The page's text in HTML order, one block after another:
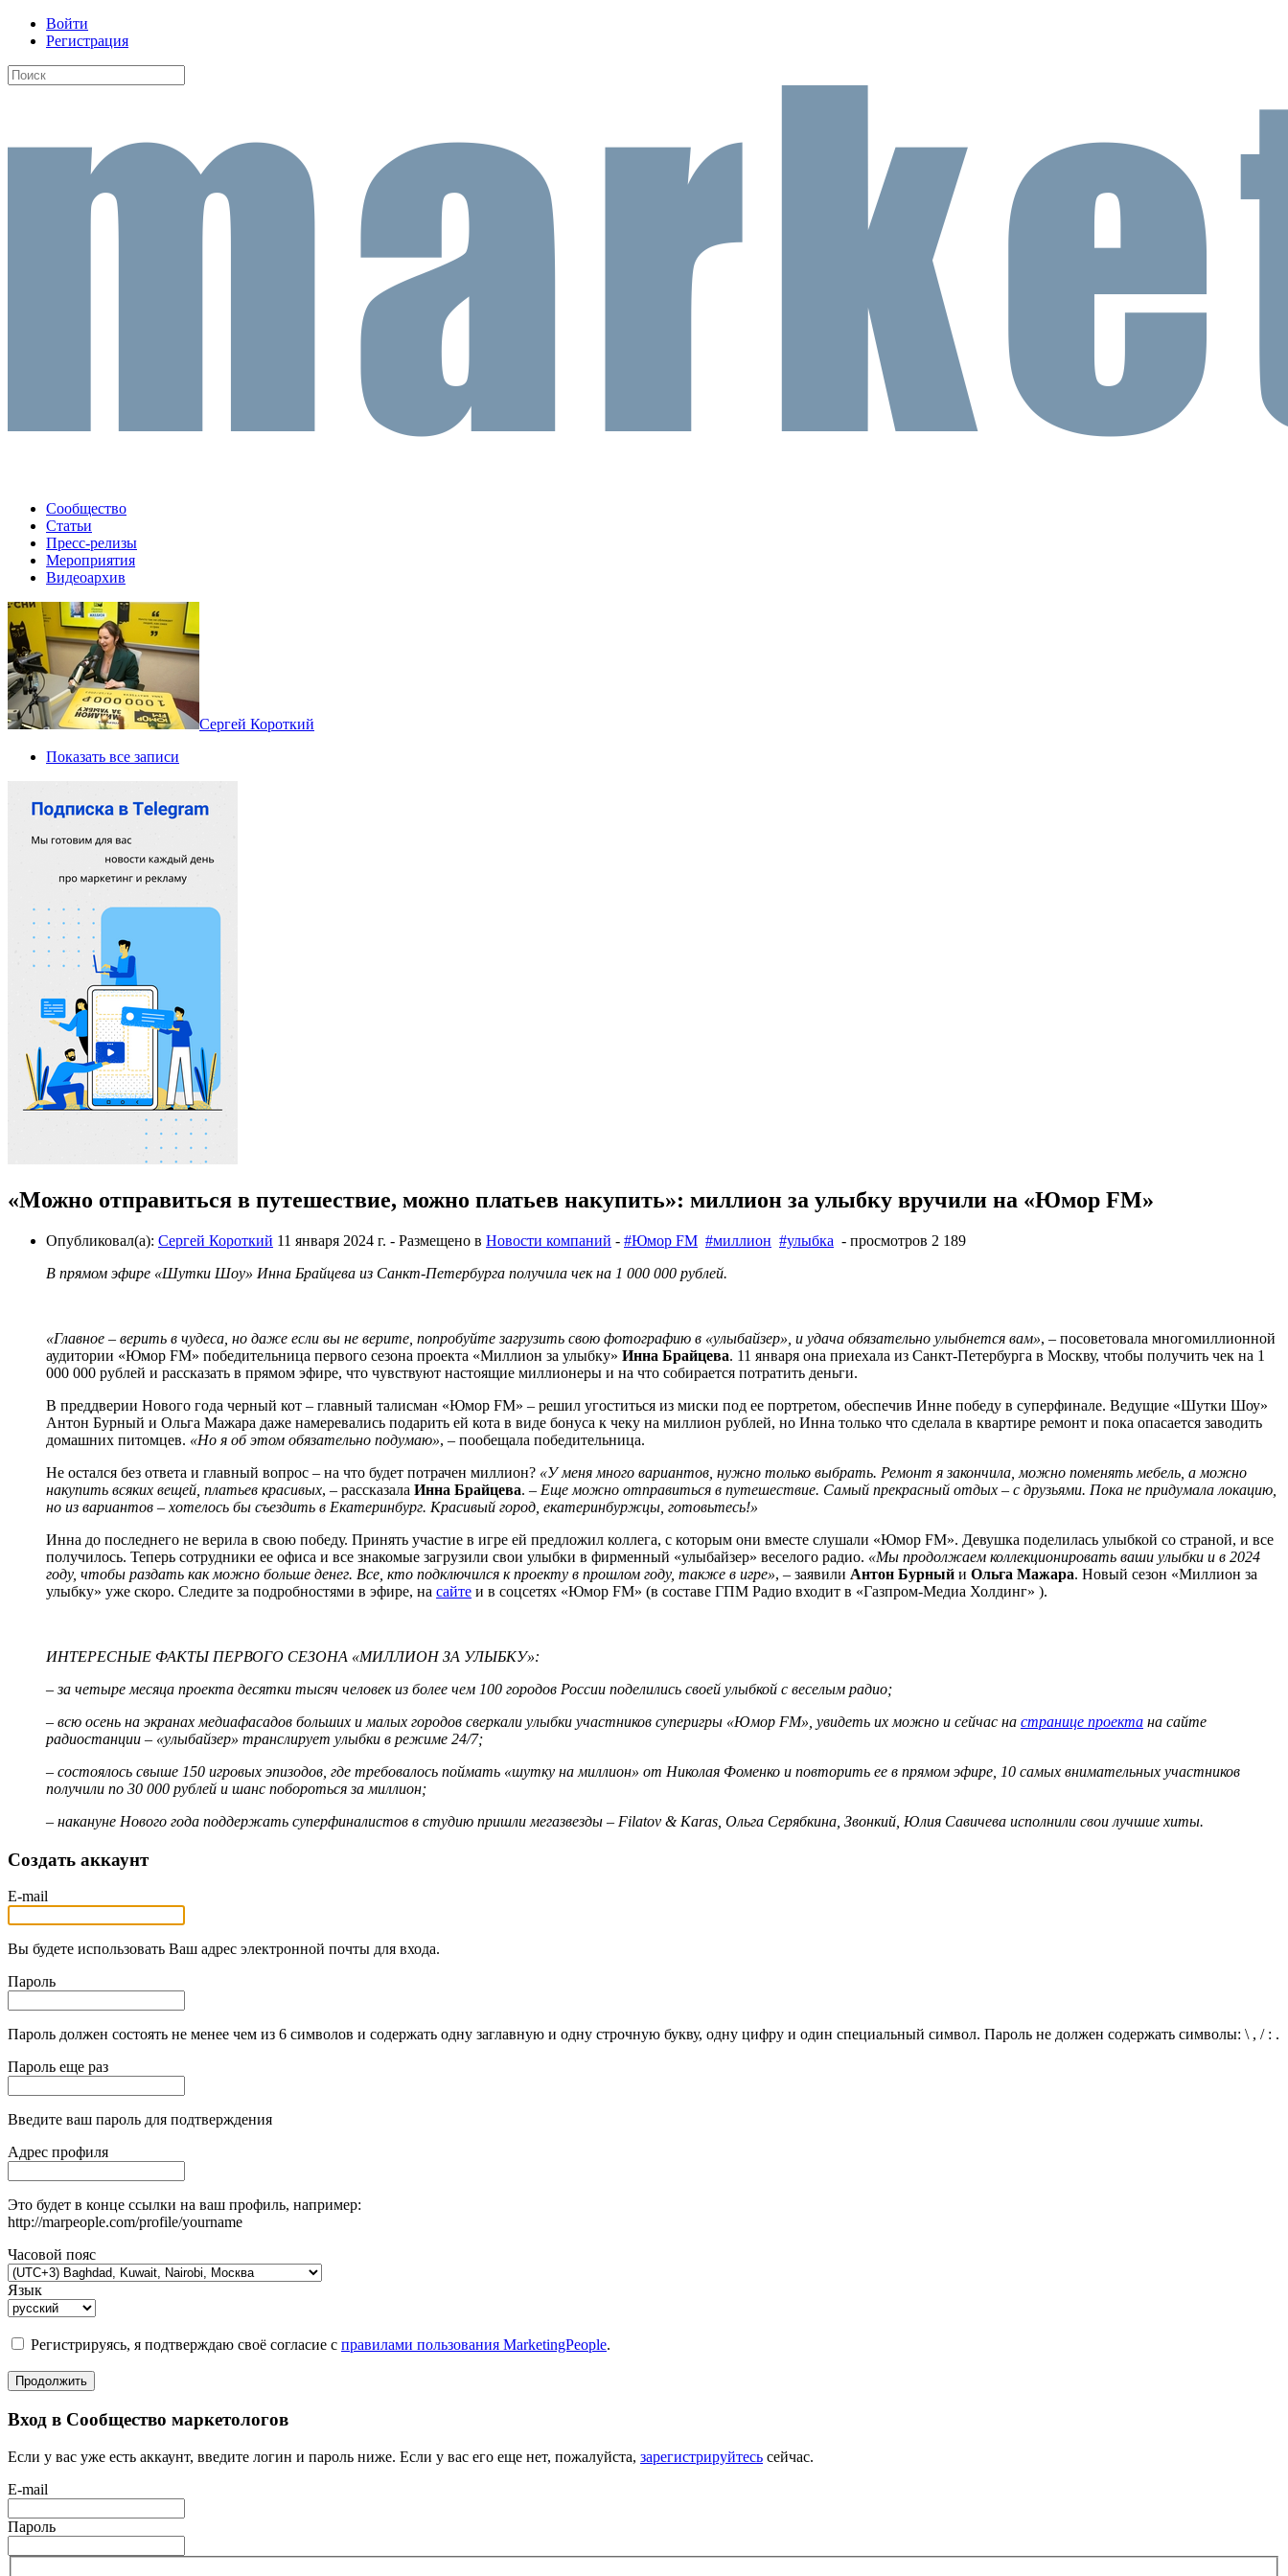
Войти
Регистрация
Сообщество
Статьи
Пресс-релизы
Мероприятия
Видеоархив
Сергей Короткий
Показать все записи
«Можно отправиться в путешествие, можно платьев накупить»: миллион за улыбку вручили на «Юмор FM»
Опубликовал(а): Сергей Короткий 11 января 2024 г. - Размещено в Новости компаний - #Юмор FM #миллион #улыбка - просмотров 2 189
В прямом эфире «Шутки Шоу» Инна Брайцева из Санкт-Петербурга получила чек на 1 000 000 рублей.
«Главное – верить в чудеса, но даже если вы не верите, попробуйте загрузить свою фотографию в «улыбайзер», и удача обязательно улыбнется вам», – посоветовала многомиллионной
аудитории «Юмор FM» победительница первого сезона проекта «Миллион за улыбку» Инна Брайцева. 11 января она приехала из Санкт-Петербурга в Москву, чтобы получить чек на 1
000 000 рублей и рассказать в прямом эфире, что чувствуют настоящие миллионеры и на что собирается потратить деньги.
В преддверии Нового года черный кот – главный талисман «Юмор FM» – решил угоститься из миски под ее портретом, обеспечив Инне победу в суперфинале. Ведущие «Шутки Шоу»
Антон Бурный и Ольга Мажара даже намеревались подарить ей кота в виде бонуса к чеку на миллион рублей, но Инна только что сделала в квартире ремонт и пока опасается заводить
домашних питомцев. «Но я об этом обязательно подумаю», – пообещала победительница.
Не остался без ответа и главный вопрос – на что будет потрачен миллион? «У меня много вариантов, нужно только выбрать. Ремонт я закончила, можно поменять мебель, а можно
накупить всяких вещей, платьев красивых, – рассказала Инна Брайцева. – Еще можно отправиться в путешествие. Самый прекрасный отдых – с друзьями. Пока не придумала локацию,
но из вариантов – хотелось бы съездить в Екатеринбург. Красивый город, екатеринбуржцы, готовьтесь!»
Инна до последнего не верила в свою победу. Принять участие в игре ей предложил коллега, с которым они вместе слушали «Юмор FM». Девушка поделилась улыбкой со страной, и все
получилось. Теперь сотрудники ее офиса и все знакомые загрузили свои улыбки в фирменный «улыбайзер» веселого радио. «Мы продолжаем коллекционировать ваши улыбки и в 2024
году, чтобы раздать как можно больше денег. Все, кто подключился к проекту в прошлом году, также в игре», – заявили Антон Бурный и Ольга Мажара. Новый сезон «Миллион за
улыбку» уже скоро. Следите за подробностями в эфире, на сайте и в соцсетях «Юмор FM» (в составе ГПМ Радио входит в «Газпром-Медиа Холдинг» ).
ИНТЕРЕСНЫЕ ФАКТЫ ПЕРВОГО СЕЗОНА «МИЛЛИОН ЗА УЛЫБКУ»:
– за четыре месяца проекта десятки тысяч человек из более чем 100 городов России поделились своей улыбкой с веселым радио;
– всю осень на экранах медиафасадов больших и малых городов сверкали улыбки участников суперигры «Юмор FM», увидеть их можно и сейчас на странице проекта на сайте
радиостанции – «улыбайзер» транслирует улыбки в режиме 24/7;
– состоялось свыше 150 игровых эпизодов, где требовалось поймать «шутку на миллион» от Николая Фоменко и повторить ее в прямом эфире, 10 самых внимательных участников
получили по 30 000 рублей и шанс побороться за миллион;
– накануне Нового года поддержать суперфиналистов в студию пришли мегазвезды – Filatov & Karas, Ольга Серябкина, Звонкий, Юлия Савичева исполнили свои лучшие хиты.
Создать аккаунт
E-mail
Вы будете использовать Ваш адрес электронной почты для входа.
Пароль
Пароль должен состоять не менее чем из 6 символов и содержать одну заглавную и одну строчную букву, одну цифру и один специальный символ. Пароль не должен содержать символы: \ , / : .
Пароль еще раз
Введите ваш пароль для подтверждения
Адрес профиля
Это будет в конце ссылки на ваш профиль, например:
http://marpeople.com/profile/yourname
Часовой пояс
Язык
Регистрируясь, я подтверждаю своё согласие с правилами пользования MarketingPeople.
Продолжить
Вход в Сообщество маркетологов
Если у вас уже есть аккаунт, введите логин и пароль ниже. Если у вас его еще нет, пожалуйста, зарегистрируйтесь сейчас.
E-mail
Пароль